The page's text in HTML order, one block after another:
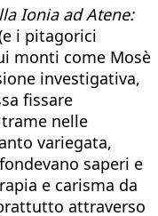
Ionia ad Atene:
i pitagorici
monti come Mosè
investigativa,
fissare
nelle
variegata,
saperi e
e carisma da
attraverso